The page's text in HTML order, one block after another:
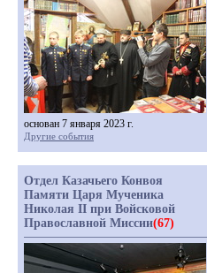
основан 7 января 2023 г.
Другие события
Отдел Казачьего Конвоя
Памяти Царя Мученика
Николая II при Войсковой
Православной Миссии(67)